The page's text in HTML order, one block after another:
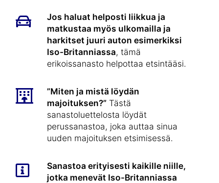
Jos haluat helposti liikkua ja
matkustaa myös ulkomailla ja
harkitset juuri auton esimerkiksi
Iso-Britanniassa, tämä
erikoissanasto helpottaa etsintääsi.
”Miten ja mistä löydän
majoituksen?” Tästä
sanastoluettelosta löydät
perussanastoa, joka auttaa sinua
uuden majoituksen etsimisessä.
Sanastoa erityisesti kaikille niille,
jotka menevät Iso-Britanniassa